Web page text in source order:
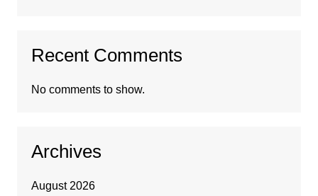
Recent Comments
No comments to show.
Archives
August 2026